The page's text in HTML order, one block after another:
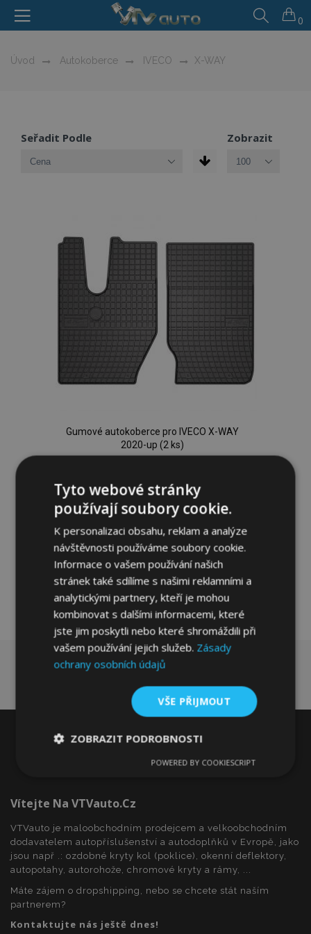
0
Úvod Autokoberce IVECO X-WAY
Seřadit Podle Zobrazit
Gumové autokoberce pro IVECO X-WAY
2020-up (2 ks)
Přidat Do Košíku
Přidat
k
oblíbeným
Vítejte Na VTVauto.cz
VTVauto je maloobchodním prodejcem a velkoobchodním
dodavatelem autopříslušenství a autodoplňků v Evropě, jako
jsou např .: ozdobné kryty kol (poklice), okenní deflektory,
autopotahy, autorohože, chromové kryty a rámy, ...
Máte zájem o dropshipping, nebo se chcete stát naším
partnerem?
Kontaktujte nás ještě dnes!
Tyto webové stránky
používají soubory cookie.
K personalizaci obsahu, reklam a analýze
návštěvnosti používáme soubory cookie.
Informace o vašem používání našich
stránek také sdílíme s našimi reklamními a
analytickými partnery, kteří je mohou
kombinovat s dalšími informacemi, které
jste jim poskytli nebo které shromáždili při
vašem používání jejich služeb. Zásady
ochrany osobních údajů
VŠE PŘIJMOUT
ZOBRAZIT PODROBNOSTI
Výkonové
Soubory
Funkční soubory
POWERED BY COOKIESCRIPT